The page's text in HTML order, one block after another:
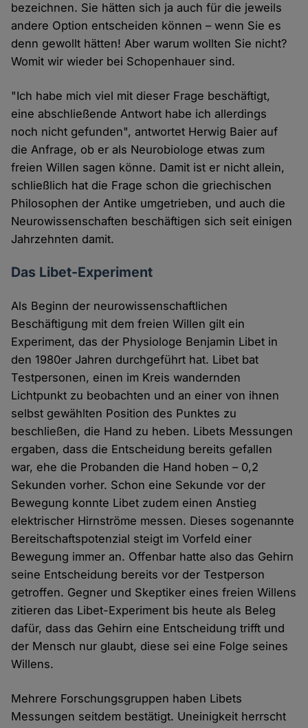
bezeichnen. Sie hätten sich ja auch für die jeweils
andere Option entscheiden können – wenn Sie es
denn gewollt hätten! Aber warum wollten Sie nicht?
Womit wir wieder bei Schopenhauer sind.
"Ich habe mich viel mit dieser Frage beschäftigt,
eine abschließende Antwort habe ich allerdings
noch nicht gefunden", antwortet Herwig Baier auf
die Anfrage, ob er als Neurobiologe etwas zum
freien Willen sagen könne. Damit ist er nicht allein,
schließlich hat die Frage schon die griechischen
Philosophen der Antike umgetrieben, und auch die
Neurowissenschaften beschäftigen sich seit einigen
Jahrzehnten damit.
Das Libet-Experiment
Als Beginn der neurowissenschaftlichen
Beschäftigung mit dem freien Willen gilt ein
Experiment, das der Physiologe Benjamin Libet in
den 1980er Jahren durchgeführt hat. Libet bat
Testpersonen, einen im Kreis wandernden
Lichtpunkt zu beobachten und an einer von ihnen
selbst gewählten Position des Punktes zu
beschließen, die Hand zu heben. Libets Messungen
ergaben, dass die Entscheidung bereits gefallen
war, ehe die Probanden die Hand hoben – 0,2
Sekunden vorher. Schon eine Sekunde vor der
Bewegung konnte Libet zudem einen Anstieg
elektrischer Hirnströme messen. Dieses sogenannte
Bereitschaftspotenzial steigt im Vorfeld einer
Bewegung immer an. Offenbar hatte also das Gehirn
seine Entscheidung bereits vor der Testperson
getroffen. Gegner und Skeptiker eines freien Willens
zitieren das Libet-Experiment bis heute als Beleg
dafür, dass das Gehirn eine Entscheidung trifft und
der Mensch nur glaubt, diese sei eine Folge seines
Willens.
Mehrere Forschungsgruppen haben Libets
Messungen seitdem bestätigt. Uneinigkeit herrscht